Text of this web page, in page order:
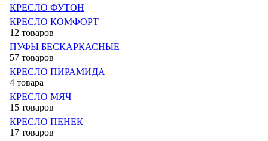
КРЕСЛО ФУТОН
КРЕСЛО КОМФОРТ
12 товаров
ПУФЫ БЕСКАРКАСНЫЕ
57 товаров
КРЕСЛО ПИРАМИДА
4 товара
КРЕСЛО МЯЧ
15 товаров
КРЕСЛО ПЕНЕК
17 товаров